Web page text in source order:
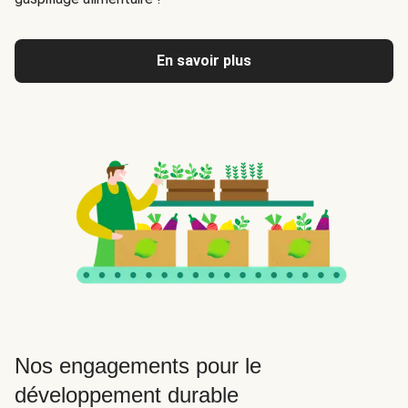
En savoir plus
Nos engagements pour le
développement durable